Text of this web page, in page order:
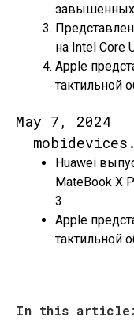
завышенных
на Intel Core
Apple
тактильной
May 7, 2024
Huawei
MateBook X
3
Apple
тактильной
In this article: